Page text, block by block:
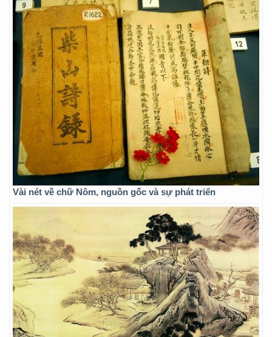
Vài nét về chữ Nôm, nguồn gốc và sự phát triển